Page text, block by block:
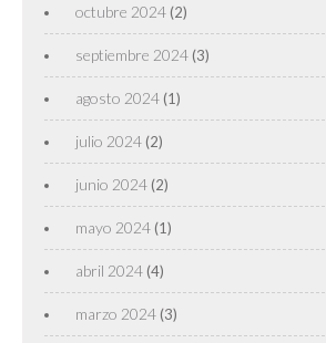
octubre 2024 (2)
septiembre 2024 (3)
agosto 2024 (1)
julio 2024 (2)
junio 2024 (2)
mayo 2024 (1)
abril 2024 (4)
marzo 2024 (3)